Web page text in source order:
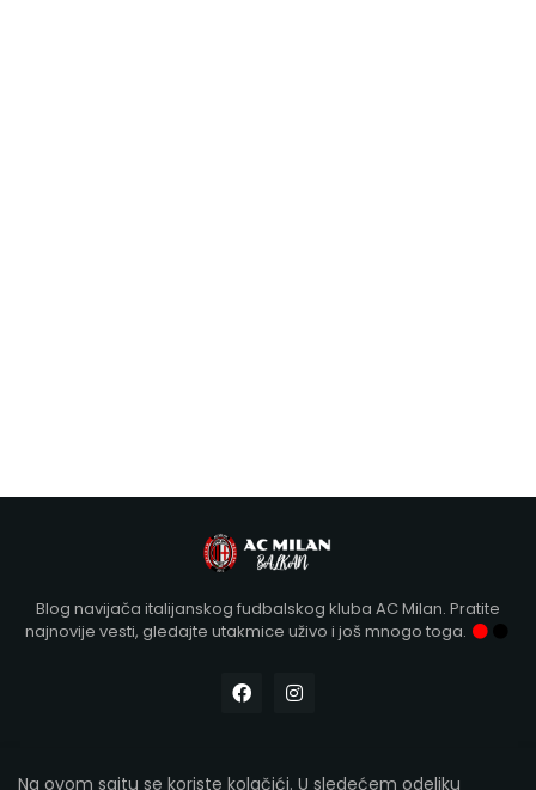
Blog navijača italijanskog fudbalskog kluba AC Milan. Pratite
najnovije vesti, gledajte utakmice uživo i još mnogo toga.
Na ovom sajtu se koriste kolačići. U sledećem odeljku